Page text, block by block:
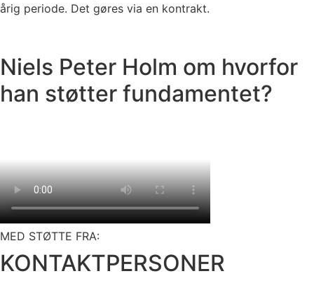
årig periode. Det gøres via en kontrakt.
Niels Peter Holm om hvorfor
han støtter fundamentet?
MED STØTTE FRA:
KONTAKTPERSONER